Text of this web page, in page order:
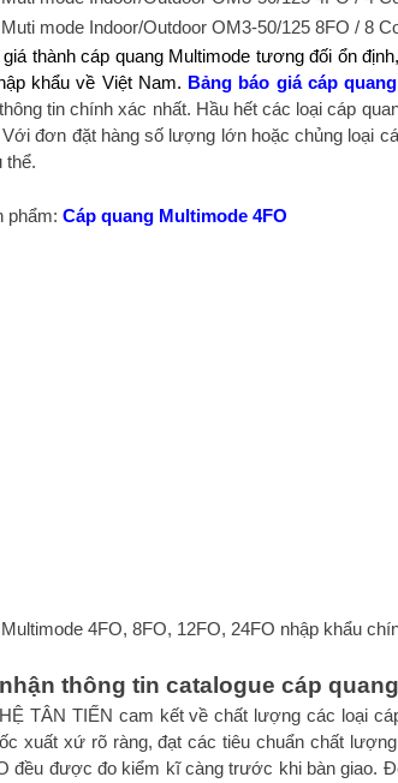
mode Indoor/Outdoor OM3-50/125 8FO / 8
thành cáp quang Multimode tương đối ổn
khẩu về Việt Nam. Bảng báo giá cáp
tin chính xác nhất. Hầu hết các loại cáp
đơn đặt hàng số lượng lớn hoặc chủng loại
thể.
phẩm: Cáp quang Multimode 4FO
4FO, 8FO, 12FO, 24FO nhập khẩu
thông tin catalogue cáp
TÂN TIẾN cam kết về chất lượng các loại
xuất xứ rõ ràng, đạt các tiêu chuẩn chất
đều được đo kiểm kĩ càng trước khi bàn giao.